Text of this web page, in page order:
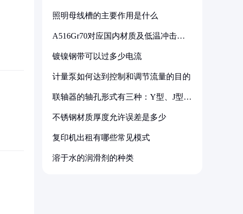
照明母线槽的主要作用是什么
A516Gr70对应国内材质及低温冲击要
镀镍钢带可以过多少电流
计量泵如何达到控制和调节流量的目的
联轴器的轴孔形式有三种：Y型、J型、
不锈钢材质厚度允许误差是多少
复印机出租有哪些常见模式
溶于水的润滑剂的种类